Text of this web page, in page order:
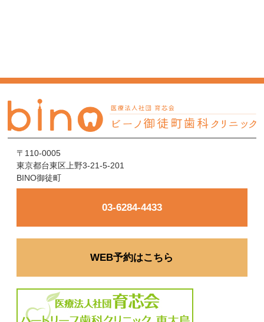
〒110-0005
東京都台東区上野3-21-5-201
BINO御徒町
03-6284-4433
WEB予約はこちら